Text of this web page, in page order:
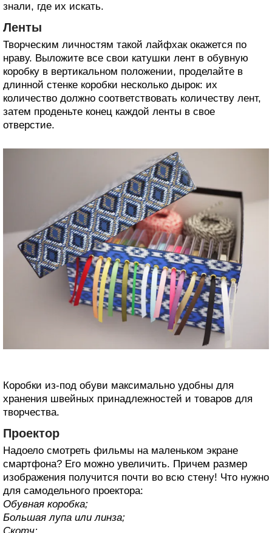
знали, где их искать.
Ленты
Творческим личностям такой лайфхак окажется по
нраву. Выложите все свои катушки лент в обувную
коробку в вертикальном положении, проделайте в
длинной стенке коробки несколько дырок: их
количество должно соответствовать количеству лент,
затем проденьте конец каждой ленты в свое
отверстие.
Коробки из-под обуви максимально удобны для
хранения швейных принадлежностей и товаров для
творчества.
Проектор
Надоело смотреть фильмы на маленьком экране
смартфона? Его можно увеличить. Причем размер
изображения получится почти во всю стену! Что нужно
для самодельного проектора:
Обувная коробка;
Большая лупа или линза;
Скотч;